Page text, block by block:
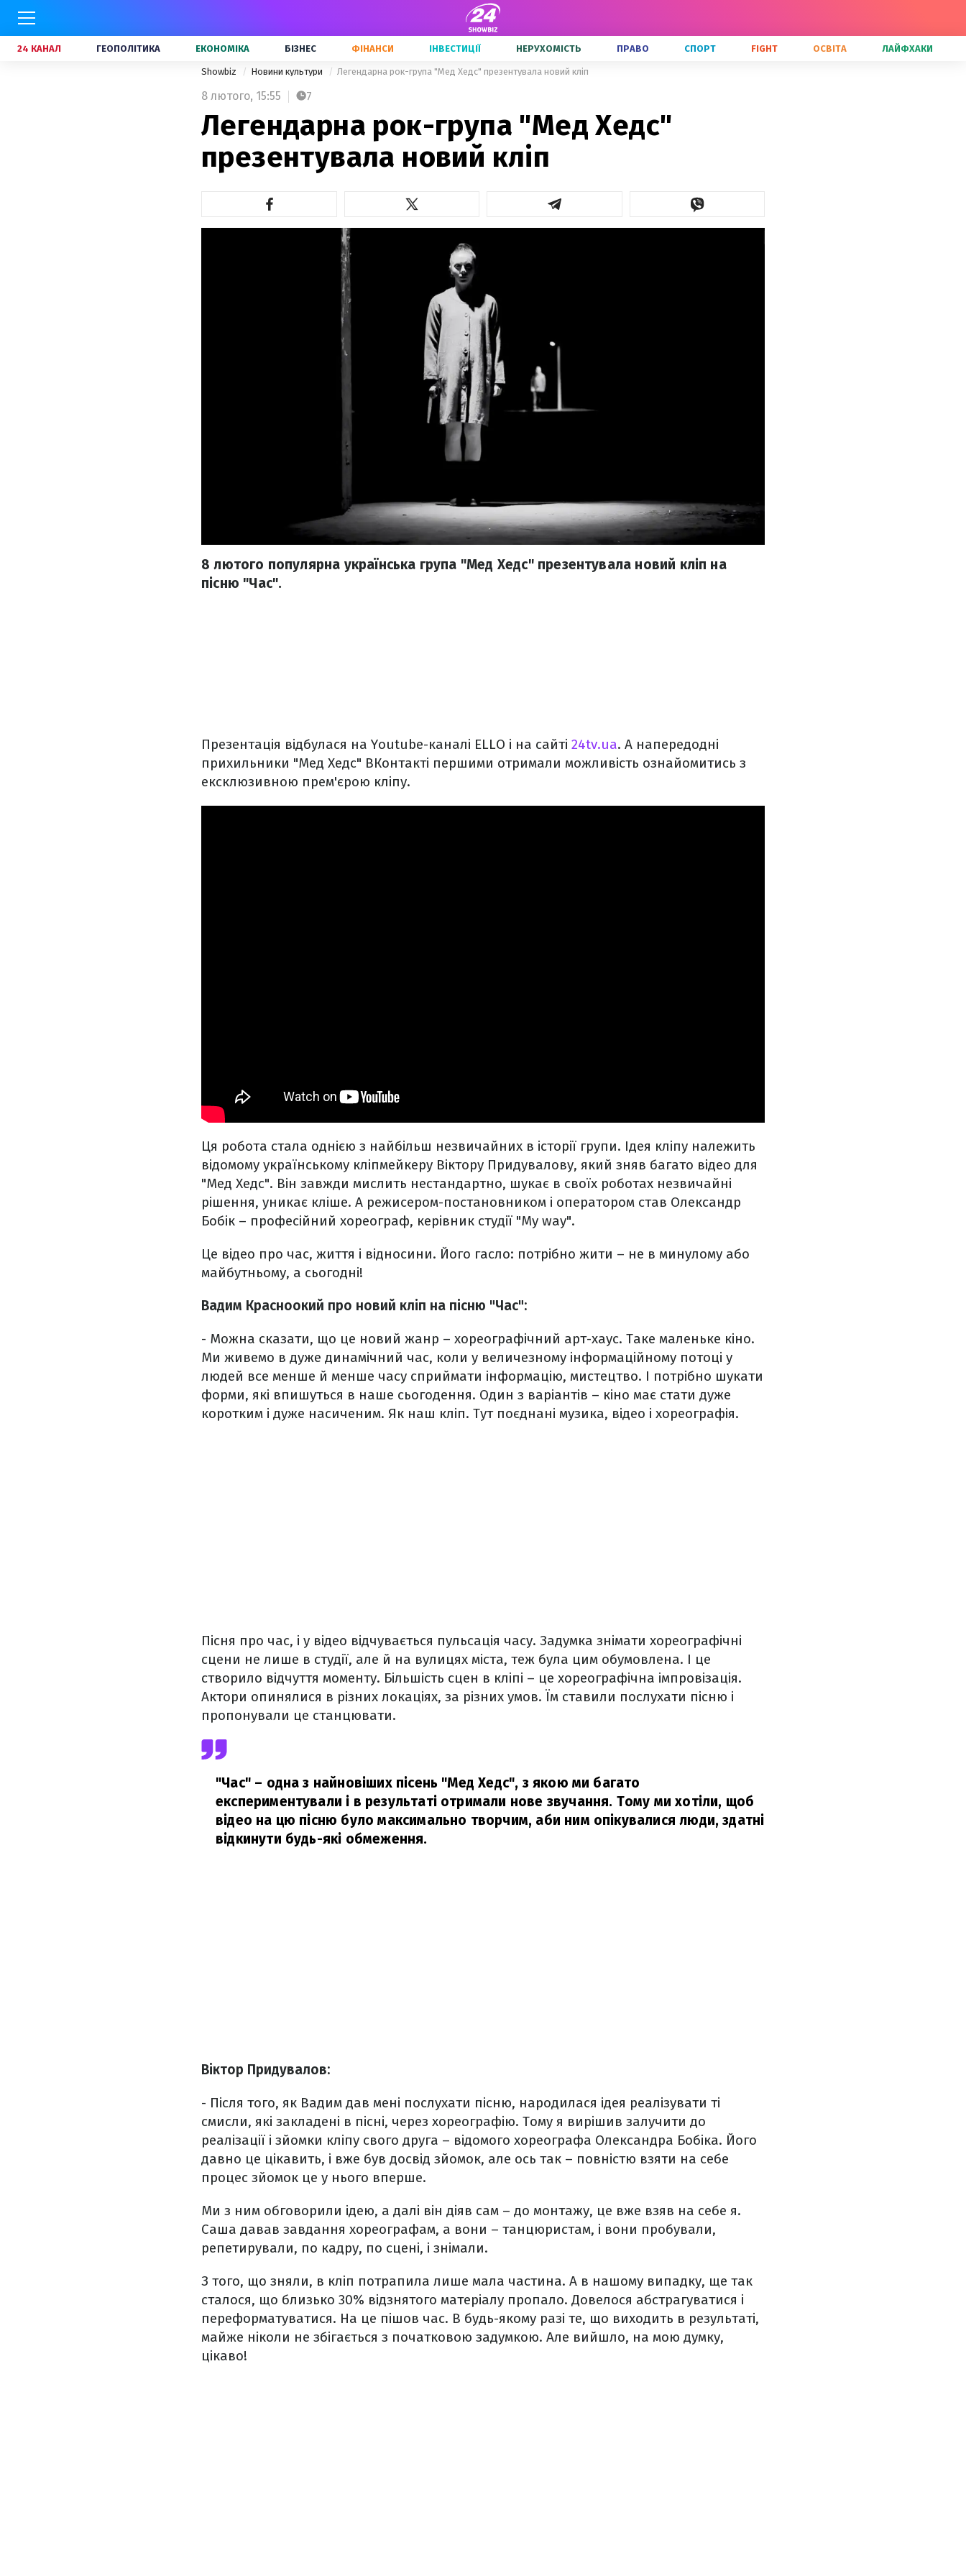
24 КАНАЛ ГЕОПОЛІТИКА ЕКОНОМІКА БІЗНЕС ФІНАНСИ ІНВЕСТИЦІЇ НЕРУХОМІСТЬ ПРАВО СПОРТ FIGHT ОСВІТА ЛАЙФХАКИ
Showbiz Новини культури Легендарна рок-група "Мед Хедс" презентувала новий кліп
8 лютого, 15:55 7
Легендарна рок-група "Мед Хедс"
презентувала новий кліп
8 лютого популярна українська група "Мед Хедс" презентувала новий кліп на
пісню "Час".
Презентація відбулася на Youtube-каналі ELLO і на сайті 24tv.ua. А напередодні
прихильники "Мед Хедс" ВКонтакті першими отримали можливість ознайомитись з
ексклюзивною прем'єрою кліпу.
Ця робота стала однією з найбільш незвичайних в історії групи. Ідея кліпу належить
відомому українському кліпмейкеру Віктору Придувалову, який зняв багато відео для
"Мед Хедс". Він завжди мислить нестандартно, шукає в своїх роботах незвичайні
рішення, уникає кліше. А режисером-постановником і оператором став Олександр
Бобік – професійний хореограф, керівник студії "My way".
Це відео про час, життя і відносини. Його гасло: потрібно жити – не в минулому або
майбутньому, а сьогодні!
Вадим Красноокий про новий кліп на пісню "Час":
- Можна сказати, що це новий жанр – хореографічний арт-хаус. Таке маленьке кіно.
Ми живемо в дуже динамічний час, коли у величезному інформаційному потоці у
людей все менше й менше часу сприймати інформацію, мистецтво. І потрібно шукати
форми, які впишуться в наше сьогодення. Один з варіантів – кіно має стати дуже
коротким і дуже насиченим. Як наш кліп. Тут поєднані музика, відео і хореографія.
Пісня про час, і у відео відчувається пульсація часу. Задумка знімати хореографічні
сцени не лише в студії, але й на вулицях міста, теж була цим обумовлена. І це
створило відчуття моменту. Більшість сцен в кліпі – це хореографічна імпровізація.
Актори опинялися в різних локаціях, за різних умов. Їм ставили послухати пісню і
пропонували це станцювати.
"Час" – одна з найновіших пісень "Мед Хедс", з якою ми багато
експериментували і в результаті отримали нове звучання. Тому ми хотіли, щоб
відео на цю пісню було максимально творчим, аби ним опікувалися люди, здатні
відкинути будь-які обмеження.
Віктор Придувалов:
- Після того, як Вадим дав мені послухати пісню, народилася ідея реалізувати ті
смисли, які закладені в пісні, через хореографію. Тому я вирішив залучити до
реалізації і зйомки кліпу свого друга – відомого хореографа Олександра Бобіка. Його
давно це цікавить, і вже був досвід зйомок, але ось так – повністю взяти на себе
процес зйомок це у нього вперше.
Ми з ним обговорили ідею, а далі він діяв сам – до монтажу, це вже взяв на себе я.
Саша давав завдання хореографам, а вони – танцюристам, і вони пробували,
репетирували, по кадру, по сцені, і знімали.
З того, що зняли, в кліп потрапила лише мала частина. А в нашому випадку, ще так
сталося, що близько 30% відзнятого матеріалу пропало. Довелося абстрагуватися і
переформатуватися. На це пішов час. В будь-якому разі те, що виходить в результаті,
майже ніколи не збігається з початковою задумкою. Але вийшло, на мою думку,
цікаво!